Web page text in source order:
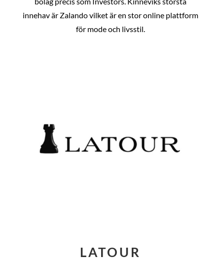
innehav är Zalando vilket är en stor online plattform
för mode och livsstil.
LATOUR